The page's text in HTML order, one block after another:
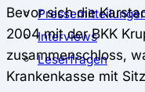
Interviews
Leserfragen
Bevor sich die
2004 mit der BKK
zusammenschloss,
Krankenkasse mit